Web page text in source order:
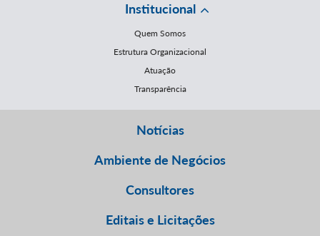
Institucional
Quem Somos
Estrutura Organizacional
Atuação
Transparência
Notícias
Ambiente de Negócios
Consultores
Editais e Licitações